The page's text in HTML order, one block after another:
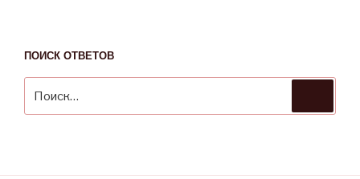
ПОИСК ОТВЕТОВ